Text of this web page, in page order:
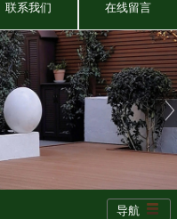
联系我们 在线留言
导航